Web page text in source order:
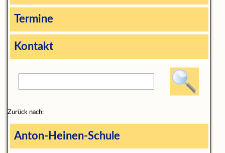
Termine
Kontakt
Zurück nach:
Anton-Heinen-Schule